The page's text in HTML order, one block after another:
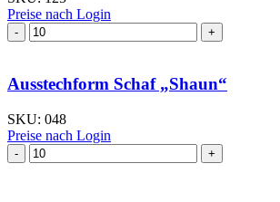
Preise nach Login
Ausstechform Schaf „Shaun“
SKU: 048
Preise nach Login